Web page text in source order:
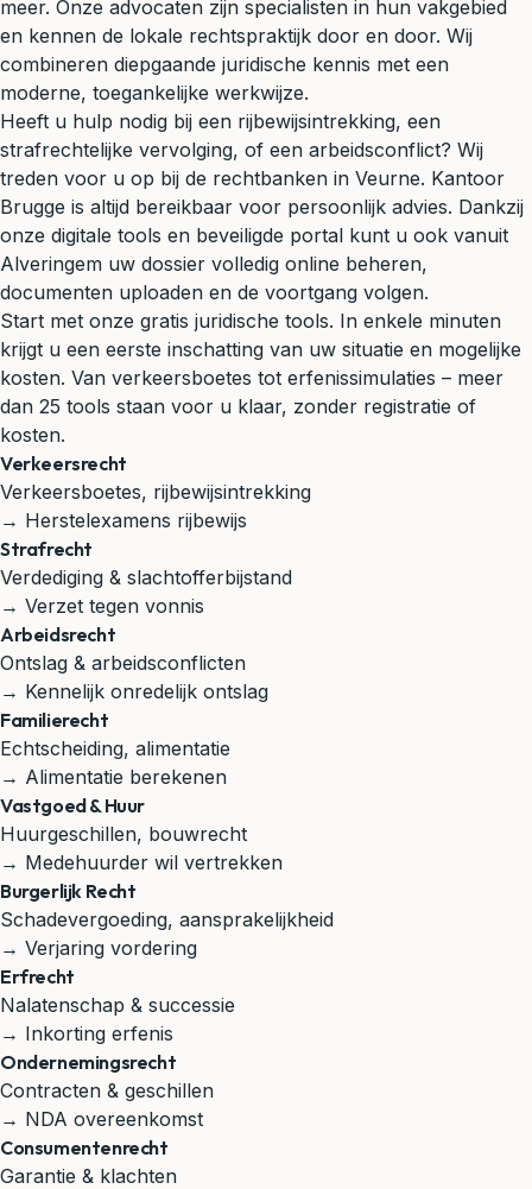
meer. Onze advocaten zijn specialisten in hun vakgebied
en kennen de lokale rechtspraktijk door en door. Wij
combineren diepgaande juridische kennis met een
moderne, toegankelijke werkwijze.
Heeft u hulp nodig bij een rijbewijsintrekking, een
strafrechtelijke vervolging, of een arbeidsconflict? Wij
treden voor u op bij de rechtbanken in Veurne. Kantoor
Brugge is altijd bereikbaar voor persoonlijk advies. Dankzij
onze digitale tools en beveiligde portal kunt u ook vanuit
Alveringem uw dossier volledig online beheren,
documenten uploaden en de voortgang volgen.
Start met onze gratis juridische tools. In enkele minuten
krijgt u een eerste inschatting van uw situatie en mogelijke
kosten. Van verkeersboetes tot erfenissimulaties – meer
dan 25 tools staan voor u klaar, zonder registratie of
kosten.
Verkeersrecht
Verkeersboetes, rijbewijsintrekking
→ Herstelexamens rijbewijs
Strafrecht
Verdediging & slachtofferbijstand
→ Verzet tegen vonnis
Arbeidsrecht
Ontslag & arbeidsconflicten
→ Kennelijk onredelijk ontslag
Familierecht
Echtscheiding, alimentatie
→ Alimentatie berekenen
Vastgoed & Huur
Huurgeschillen, bouwrecht
→ Medehuurder wil vertrekken
Burgerlijk Recht
Schadevergoeding, aansprakelijkheid
→ Verjaring vordering
Erfrecht
Nalatenschap & successie
→ Inkorting erfenis
Ondernemingsrecht
Contracten & geschillen
→ NDA overeenkomst
Consumentenrecht
Garantie & klachten